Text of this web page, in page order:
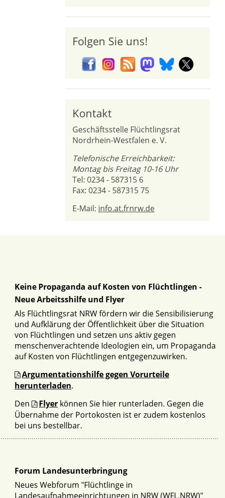
Folgen Sie uns!
Kontakt
Geschäftsstelle Flüchtlingsrat
Nordrhein-Westfalen e. V.
Telefonische Erreichbarkeit:
Montag bis Freitag 10-16 Uhr
Tel: 0234 - 587315 6
Fax: 0234 - 587315 75
E-Mail: info.at.frnrw.de
Keine Propaganda auf Kosten von Flüchtlingen -
Neue Arbeitsshilfe und Flyer
Als Flüchtlingsrat NRW fördern wir die Sensibilisierung
und Aufklärung der Öffentlichkeit über die Situation
von Flüchtlingen und setzen uns aktiv gegen
menschenverachtende Ideologien ein, um Propaganda
auf Kosten von Flüchtlingen entgegenzuwirken.
Argumentationshilfe gegen Vorurteile
herunterladen.
Den
Flyer können Sie hier runterladen. Gegen die
Übernahme der Portokosten ist er zudem kostenlos
bei uns bestellbar.
Forum Landesunterbringung
Neues Webforum "Flüchtlinge in
Landesaufnahmeeinrichtungen in NRW (WFL.NRW)"